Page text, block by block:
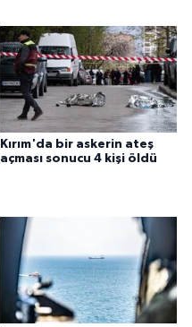
Kırım'da bir askerin ateş
açması sonucu 4 kişi öldü